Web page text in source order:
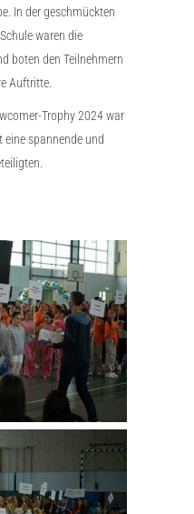
In der geschmückten
waren die
boten den Teilnehmern
Auftritte.
Trophy 2024 war
eine spannende und